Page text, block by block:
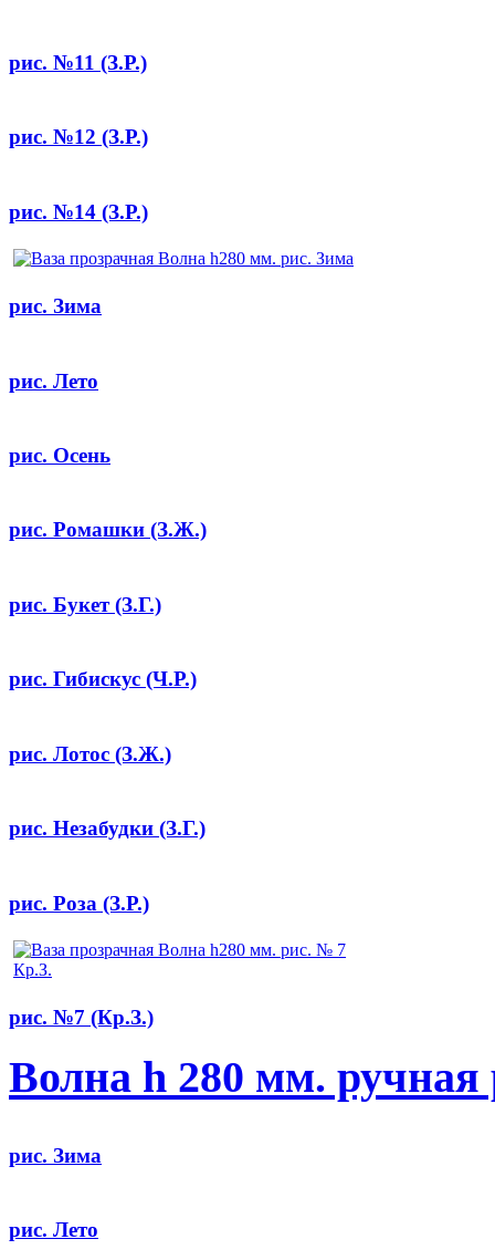
рис. №11 (З.Р.)
рис. №12 (З.Р.)
рис. №14 (З.Р.)
рис. Зима
рис. Лето
рис. Осень
рис. Ромашки (З.Ж.)
рис. Букет (З.Г.)
рис. Гибискус (Ч.Р.)
рис. Лотос (З.Ж.)
рис. Незабудки (З.Г.)
рис. Роза (З.Р.)
рис. №7 (Кр.З.)
Волна h 280 мм. ручная
рис. Зима
рис. Лето